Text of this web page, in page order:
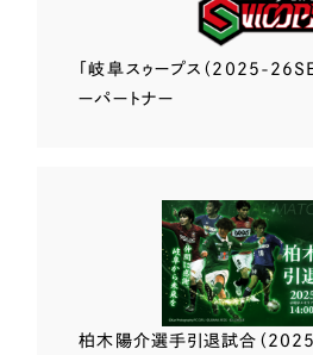
「岐阜スゥープス （2025-
ーパートナー
柏木陽介選手引退試合（